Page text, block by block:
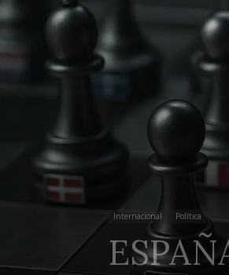
Internacional Política